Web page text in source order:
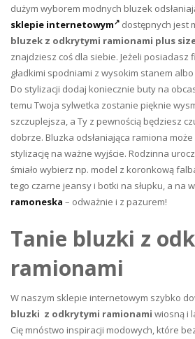
dużym wyborem modnych bluzek
sklepie internetowym
dostępnych jest
bluzek z odkrytymi ramionami plus
znajdziesz coś dla siebie. Jeżeli posiadasz
gładkimi spodniami z wysokim stanem
Do stylizacji dodaj koniecznie buty na
temu Twoja sylwetka zostanie pięknie
szczuplejsza, a Ty z pewnością będziesz
dobrze. Bluzka odsłaniająca ramiona
stylizację na ważne wyjście. Rodzinna
śmiało wybierz np. model z koronkową
tego czarne jeansy i botki na słupku, a na
ramoneska – odważnie i z pazurem!
Tanie bluzki z
ramionami
W naszym sklepie internetowym szybko
bluzki z odkrytymi ramionami wiosną i
Cię mnóstwo inspiracji modowych, które